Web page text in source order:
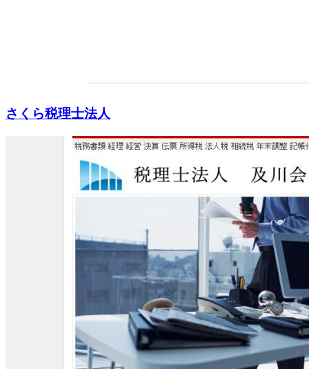
さくら税理士法人